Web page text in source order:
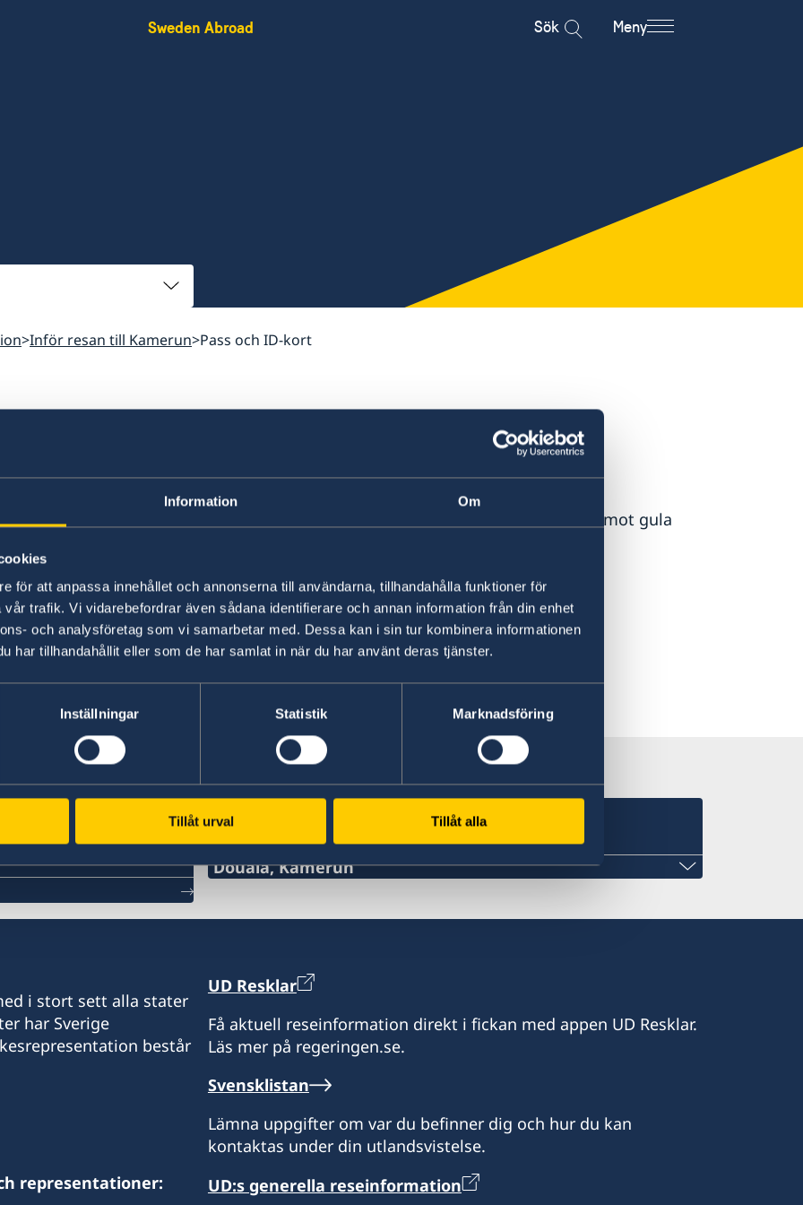
Information Om
för att anpassa innehållet och annonserna till användarna, tillhandahålla funktioner för
trafik. Vi vidarebefordrar även sådana identifierare och annan information från din enhet
och analysföretag som vi samarbetar med. Dessa kan i sin tur kombinera informationen
har tillhandahållit eller som de har samlat in när du har använt deras tjänster.
Inställningar Statistik Marknadsföring
Tillåt urval Tillåt alla
Sweden Abroad Sök Meny
Inför resan till Kamerun Pass och ID-kort
Pass och ID-kort
Passet ska vara giltigt minst sex månader från och med inlämnande av
viseringsansökan. Vaccinationsbok som intygar att resenären vaccinerats mot gula
Läs mer omin- och utresebestämmelser gällande Kamerun
Konsulat
Douala, Kamerun
ConsulateOfSweden_CMR@yahoo.com
Notera att konsulatet inte hanterar viseringsfrågor.
Kontakta ambassaden i Abuja i alla ärenden.
ambassaden.abuja@gov.se
i stort sett alla stater
har Sverige
består
representationer:
UD Resklar
Få aktuell reseinformation direkt i fickan med appen UD Resklar.
Läs mer på regeringen.se.
Svensklistan
Lämna uppgifter om var du befinner dig och hur du kan
kontaktas under din utlandsvistelse.
UD:s generella reseinformation